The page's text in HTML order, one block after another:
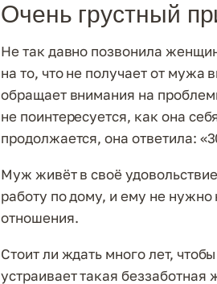
Очень грустный
Не так давно позвонила
на то, что не получает от
обращает внимания на
не поинтересуется, как она
продолжается, она ответила:
Муж живёт в своё
работу по дому, и ему не нужно
отношения.
Стоит ли ждать много лет,
устраивает такая беззаботная